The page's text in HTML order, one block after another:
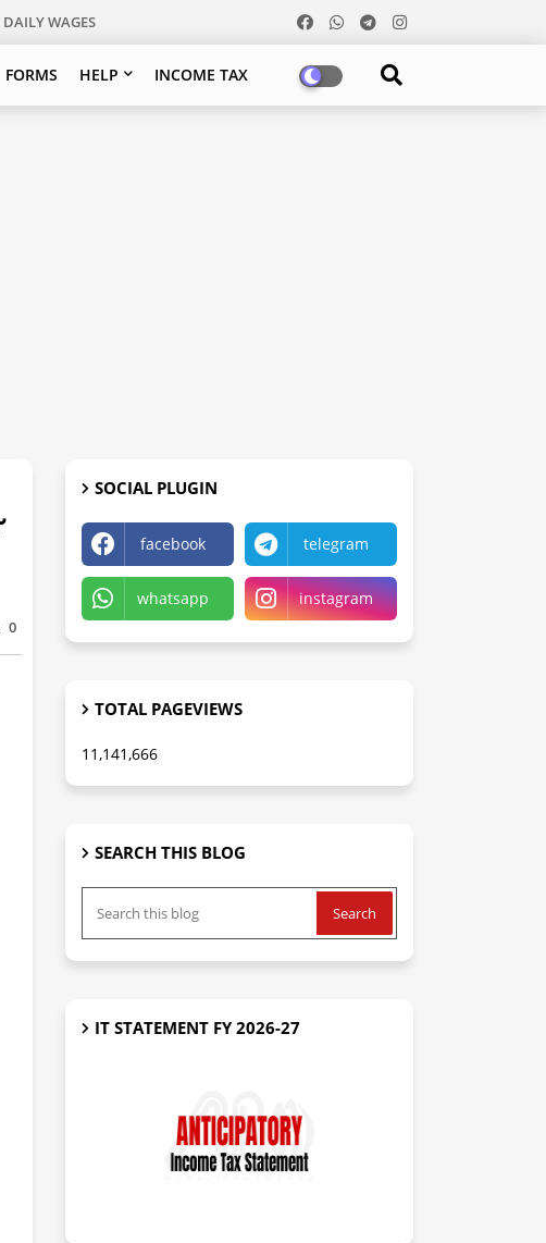
DAILY WAGES
FORMS HELP INCOME TAX
0
SOCIAL PLUGIN
facebook telegram
whatsapp instagram
TOTAL PAGEVIEWS
11,141,666
SEARCH THIS BLOG
IT STATEMENT FY 2026-27